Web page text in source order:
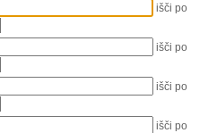
išči po
išči po
išči po
išči po